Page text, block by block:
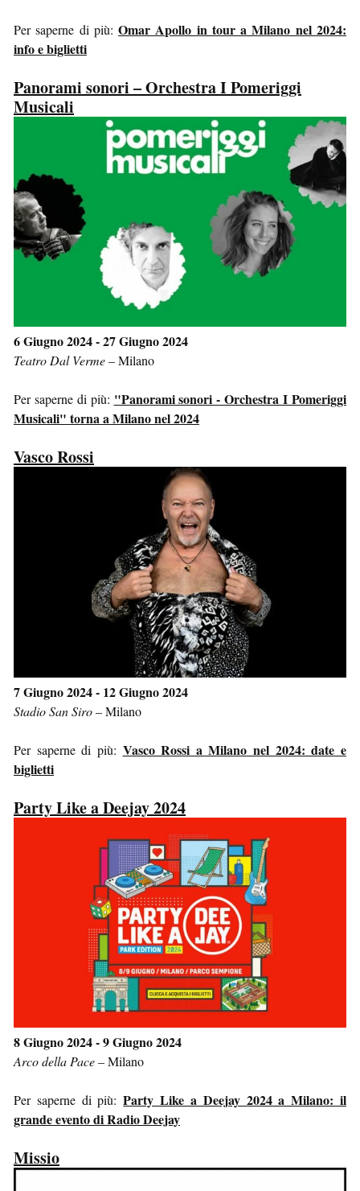
Per saperne di più:Omar Apollo in tour a Milano nel 2024:
info e biglietti
Panorami sonori – Orchestra I Pomeriggi
Musicali
6 Giugno 2024 - 27 Giugno 2024
Teatro Dal Verme–Milano
Per saperne di più: "Panorami sonori - Orchestra I Pomeriggi
Musicali" torna a Milano nel 2024
Vasco Rossi
7 Giugno 2024 - 12 Giugno 2024
Stadio San Siro–Milano
Per saperne di più: Vasco Rossi a Milano nel 2024: date e
biglietti
Party Like a Deejay 2024
8 Giugno 2024 - 9 Giugno 2024
Arco della Pace–Milano
Per saperne di più:Party Like a Deejay 2024 a Milano: il
grande evento di Radio Deejay
Missio